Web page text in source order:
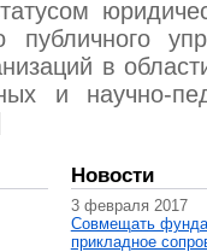
публичного
в
и научно-
Новости
3 февраля 2017
Совмещать
прикладное